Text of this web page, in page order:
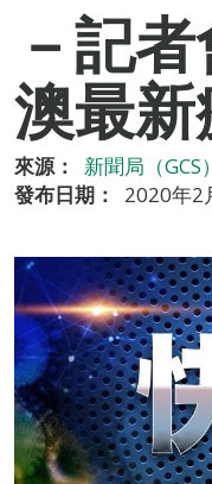
－記
澳最新
來源：
新聞局（GCS）
發布日期：
2020年2